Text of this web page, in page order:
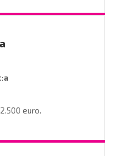
euro.